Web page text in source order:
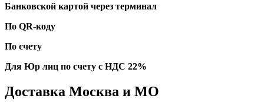
Банковской картой через терминал
По QR-коду
По счету
Для Юр лиц по счету с НДС 22%
Доставка Москва и МО